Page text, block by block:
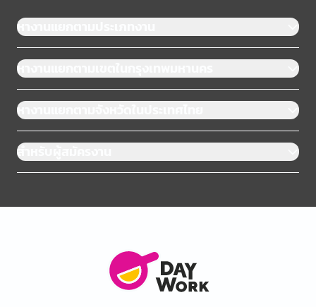
หางานแยกตามประเภทงาน
หางานแยกตามเขตในกรุงเทพมหานคร
หางานแยกตามจังหวัดในประเทศไทย
สำหรับผู้สมัครงาน